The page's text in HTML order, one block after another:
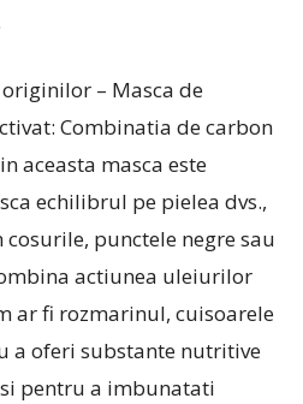
– Masca de
Combinatia de carbon
aceasta masca este
echilibrul pe pielea dvs.,
punctele negre sau
actiunea uleiurilor
ar fi rozmarinul, cuisoarele
a oferi substante nutritive
pentru a imbunatati